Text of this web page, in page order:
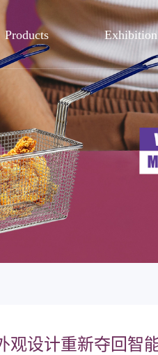
Products Exhibition
观设计重新夺回智